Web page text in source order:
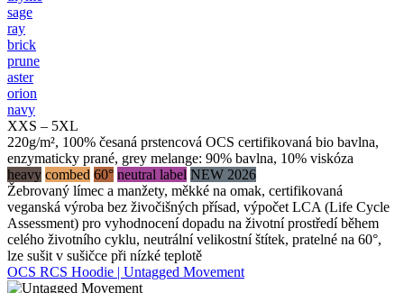
sage
ray
brick
prune
aster
orion
navy
XXS – 5XL
220g/m², 100% česaná prstencová OCS certifikovaná bio bavlna,
enzymaticky prané, grey melange: 90% bavlna, 10% viskóza
heavy combed 60° neutral label NEW 2026
Žebrovaný límec a manžety, měkké na omak, certifikovaná
veganská výroba bez živočišných přísad, výpočet LCA (Life Cycle
Assessment) pro vyhodnocení dopadu na životní prostředí během
celého životního cyklu, neutrální velikostní štítek, pratelné na 60°,
lze sušit v sušičce při nízké teplotě
OCS RCS Hoodie | Untagged Movement